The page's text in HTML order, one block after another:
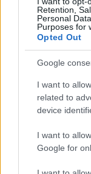
Retention,
Personal
Purposes for
Opted Out
Google
I want to
related to
device
I want to
Google for
Βόλος
Κηφισιά
Αστέρας
Το σύνολο του
διατίθεται στους
Απαγορεύεται η